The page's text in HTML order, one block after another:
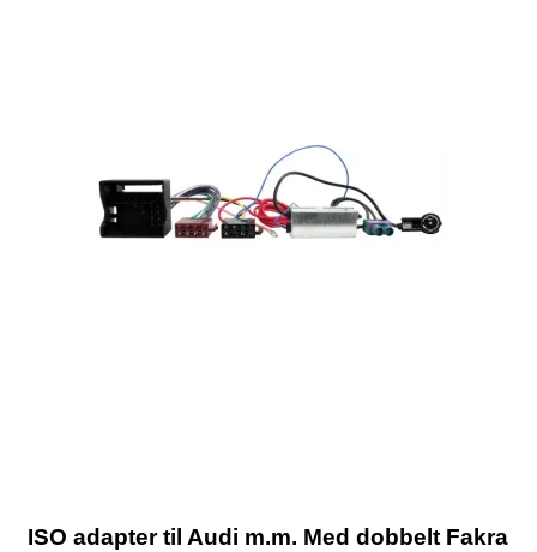
ISO adapter til Audi m.m. Med dobbelt Fakra